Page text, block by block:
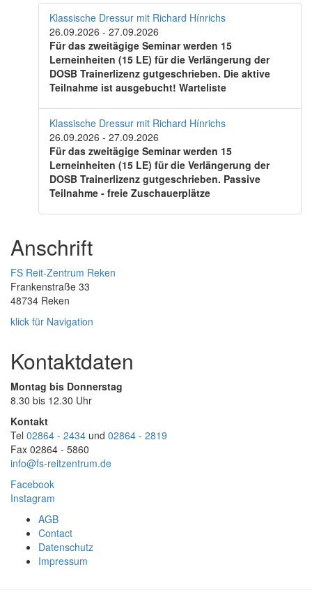
Klassische Dressur mit Richard Hínrichs
26.09.2026 - 27.09.2026
Für das zweitägige Seminar werden 15
Lerneinheiten (15 LE) für die Verlängerung der
DOSB Trainerlizenz gutgeschrieben. Die aktive
Teilnahme ist ausgebucht! Warteliste
Klassische Dressur mit Richard Hínrichs
26.09.2026 - 27.09.2026
Für das zweitägige Seminar werden 15
Lerneinheiten (15 LE) für die Verlängerung der
DOSB Trainerlizenz gutgeschrieben. Passive
Teilnahme - freie Zuschauerplätze
Anschrift
FS Reit-Zentrum Reken
Frankenstraße 33
48734 Reken
klick für Navigation
Kontaktdaten
Montag bis Donnerstag
8.30 bis 12.30 Uhr
Kontakt
Tel 02864 - 2434 und 02864 - 2819
Fax 02864 - 5860
info@fs-reitzentrum.de
Facebook
Instagram
Footer
menu
AGB
Contact
Datenschutz
Impressum